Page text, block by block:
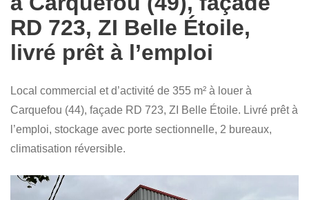
RD 723, ZI Belle Étoile,
livré prêt à l’emploi
Local commercial et d’activité de 355 m² à louer à
Carquefou (44), façade RD 723, ZI Belle Étoile. Livré prêt à
l’emploi, stockage avec porte sectionnelle, 2 bureaux,
climatisation réversible.